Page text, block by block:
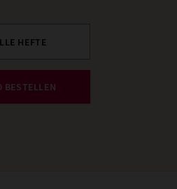
HEFTE
BESTELLEN